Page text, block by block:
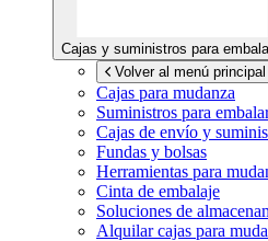
Cajas y suministros para
Volver al menú principal
Cajas para mudanza
Suministros para
Cajas de envío y
Fundas y bolsas
Herramientas para
Cinta de embalaje
Soluciones de
Alquilar cajas para